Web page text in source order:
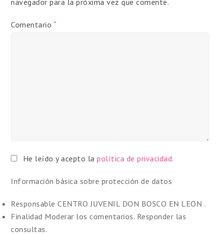
Comentario *
He leído y acepto lapolítica de privacidad.
Información básica sobre protección de datos
Responsable CENTRO JUVENIL DON BOSCO EN LEON .
Finalidad Moderar los comentarios. Responder las
consultas.